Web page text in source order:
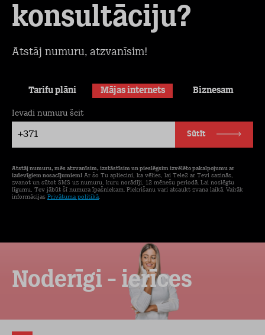
konsultāciju?
Atstāj numuru, atzvanīsim!
Tarifu plāni Mājas internets Biznesam
+371
Ievadi numuru šeit
Sūtīt
Atstāj numuru, mēs atzvanīsim, izstāstīsim un pieslēgsim izvēlēto pakalpojumu ar
izdevīgiem nosacījumiem! Ar šo Tu apliecini, ka vēlies, lai Tele2 ar Tevi sazinās,
zvanot un sūtot SMS uz numuru, kuru norādīji, 12 mēnešu periodā. Lai noslēgtu
līgumu, Tev jābūt šī numura īpašniekam. Piekrišanu vari atsaukt zvana laikā. Vairāk
informācijas Privātuma politikā.
Noderīgi - ierīces